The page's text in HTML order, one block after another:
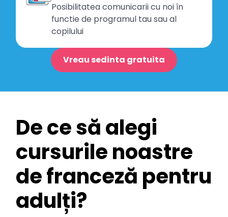
Posibilitatea comunicarii cu noi în
functie de programul tau sau al
copilului
Vreau sedinta gratuita
De ce să alegi
cursurile noastre
de franceză pentru
adulți?